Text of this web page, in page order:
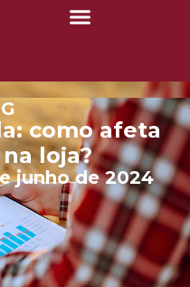
como afeta
loja?
junho de 2024